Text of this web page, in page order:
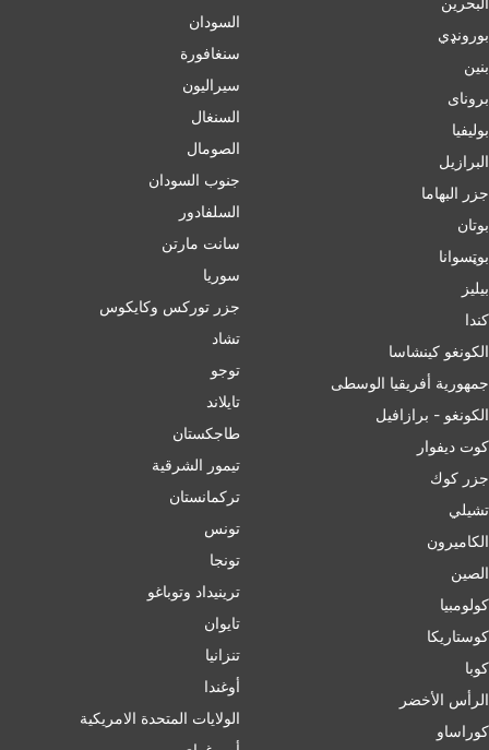
بورونډي
بنين
برونای
بوليفيا
البرازيل
جزر البهاما
بوتان
بوټسوانا
بيليز
ﻛﻨﺪا
الكونغو كينشاسا
جمهورية أفريقيا الوسطى
الكونغو - برازافيل
كوت ديفوار
جزر كوك
تشيلي
الكاميرون
الصين
کولومبیا
كوستاريكا
كوبا
الرأس الأخضر
كوراساو
السودان
سنغافورة
سيراليون
السنغال
الصومال
جنوب السودان
السلفادور
سانت مارتن
سوريا
جزر توركس وكايكوس
تشاد
توجو
تايلاند
طاجكستان
تيمور الشرقية
تركمانستان
تونس
تونجا
ترينيداد وتوباغو
تايوان
تنزانيا
أوغندا
الولايات المتحدة الامريكية